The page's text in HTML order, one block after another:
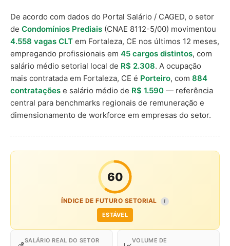
De acordo com dados do Portal Salário / CAGED, o setor
de Condomínios Prediais (CNAE 8112-5/00) movimentou
4.558 vagas CLT em Fortaleza, CE nos últimos 12 meses,
empregando profissionais em 45 cargos distintos, com
salário médio setorial local de R$ 2.308. A ocupação
mais contratada em Fortaleza, CE é Porteiro, com 884
contratações e salário médio de R$ 1.590 — referência
central para benchmarks regionais de remuneração e
dimensionamento de workforce em empresas do setor.
60
ÍNDICE DE FUTURO SETORIAL I
ESTÁVEL
SALÁRIO REAL DO SETOR VOLUME DE